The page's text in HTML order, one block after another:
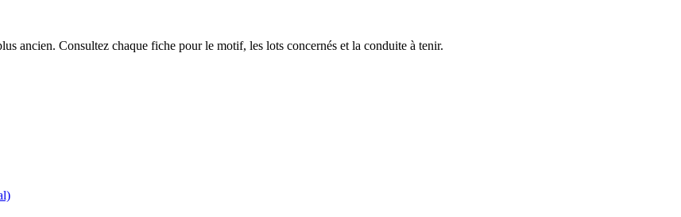
ancien. Consultez chaque fiche pour le motif, les lots concernés et la conduite à tenir.